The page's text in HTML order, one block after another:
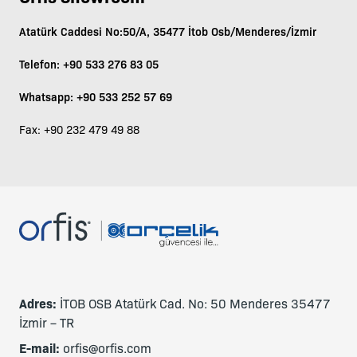
Atatürk Caddesi No:50/A, 35477 İtob Osb/Menderes/İzmir
Telefon: +90 533 276 83 05
Whatsapp: +90 533 252 57 69
Fax: +90 232 479 49 88
Adres: İTOB OSB Atatürk Cad. No: 50 Menderes 35477
İzmir – TR
E-mail: orfis@orfis.com